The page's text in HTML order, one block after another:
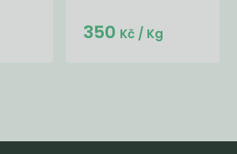
350 Kč / Kg